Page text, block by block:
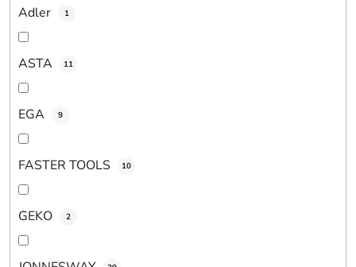
Adler 1
ASTA 11
EGA 9
FASTER TOOLS 10
GEKO 2